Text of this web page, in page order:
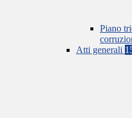
Piano
Atti generali